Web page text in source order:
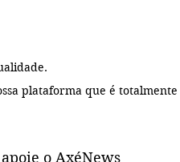
plataforma que é totalmente
o AxéNews